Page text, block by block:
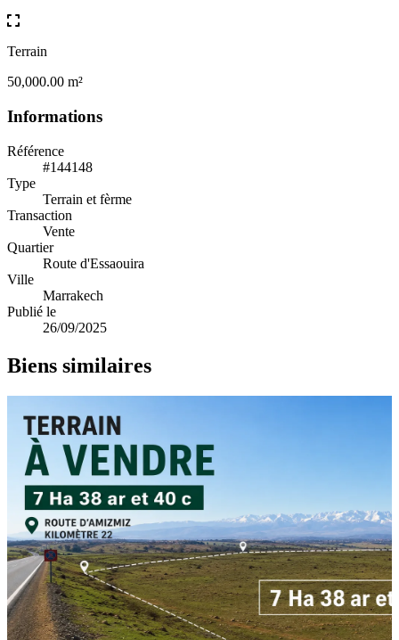
Terrain
50,000.00 m²
Informations
Référence
#144148
Type
Terrain et fèrme
Transaction
Vente
Quartier
Route d'Essaouira
Ville
Marrakech
Publié le
26/09/2025
Biens similaires